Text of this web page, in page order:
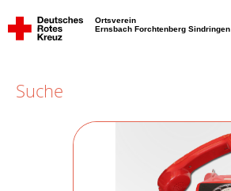
Ortsverein
Ernsbach Forchtenberg Sindringen
Suche